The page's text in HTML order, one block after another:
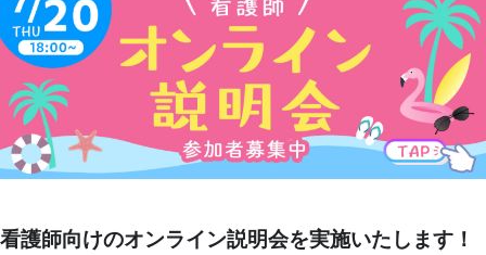
看護師向けのオンライン説明会を実施いたします！